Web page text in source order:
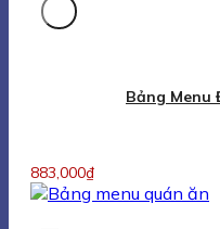
Bảng Menu
883,000₫